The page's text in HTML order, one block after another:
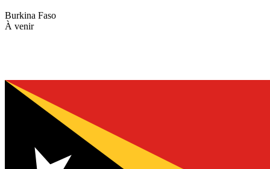
Burkina Faso
À venir